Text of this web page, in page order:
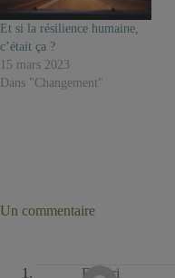
Et si la résilience humaine,
c’était ça ?
15 mars 2023
Dans "Changement"
Un commentaire
Ferrari